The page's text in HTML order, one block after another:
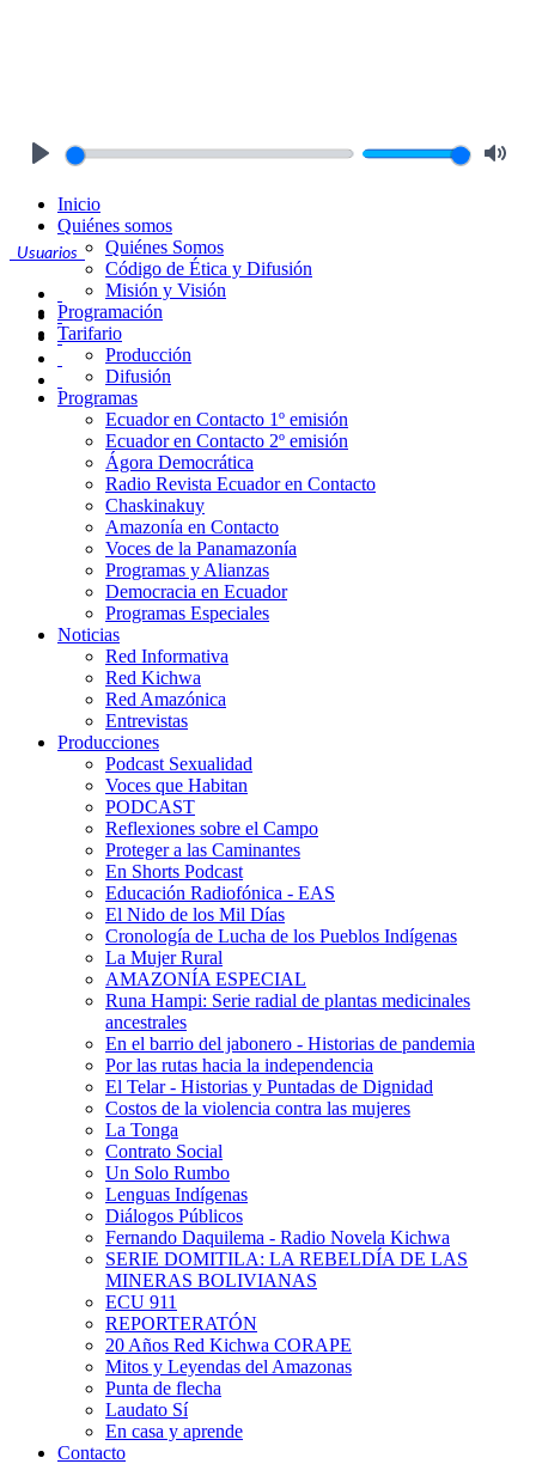
Usuarios
Inicio
Quiénes somos
Quiénes Somos
Código de Ética y Difusión
Misión y Visión
Programación
Tarifario
Producción
Difusión
Programas
Ecuador en Contacto 1º emisión
Ecuador en Contacto 2º emisión
Ágora Democrática
Radio Revista Ecuador en Contacto
Chaskinakuy
Amazonía en Contacto
Voces de la Panamazonía
Programas y Alianzas
Democracia en Ecuador
Programas Especiales
Noticias
Red Informativa
Red Kichwa
Red Amazónica
Entrevistas
Producciones
Podcast Sexualidad
Voces que Habitan
PODCAST
Reflexiones sobre el Campo
Proteger a las Caminantes
En Shorts Podcast
Educación Radiofónica - EAS
El Nido de los Mil Días
Cronología de Lucha de los Pueblos Indígenas
La Mujer Rural
AMAZONÍA ESPECIAL
Runa Hampi: Serie radial de plantas medicinales
ancestrales
En el barrio del jabonero - Historias de pandemia
Por las rutas hacia la independencia
El Telar - Historias y Puntadas de Dignidad
Costos de la violencia contra las mujeres
La Tonga
Contrato Social
Un Solo Rumbo
Lenguas Indígenas
Diálogos Públicos
Fernando Daquilema - Radio Novela Kichwa
SERIE DOMITILA: LA REBELDÍA DE LAS
MINERAS BOLIVIANAS
ECU 911
REPORTERATÓN
20 Años Red Kichwa CORAPE
Mitos y Leyendas del Amazonas
Punta de flecha
Laudato Sí
En casa y aprende
Contacto